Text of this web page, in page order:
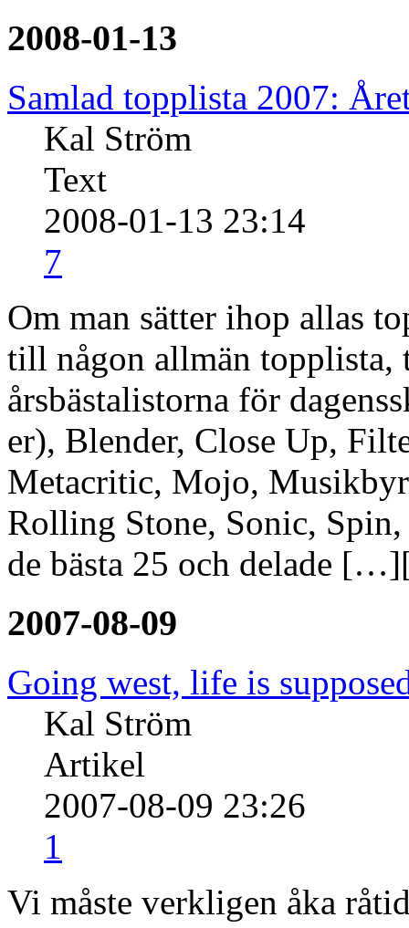
2008-01-13
Samlad topplista 2007:
Kal Ström
Text
2008-01-13 23:14
7
Om man sätter ihop allas
till någon allmän topplista,
årsbästalistorna för
er), Blender, Close Up,
Metacritic, Mojo,
Rolling Stone, Sonic,
de bästa 25 och delade
2007-08-09
Going west, life is
Kal Ström
Artikel
2007-08-09 23:26
1
Vi måste verkligen åka